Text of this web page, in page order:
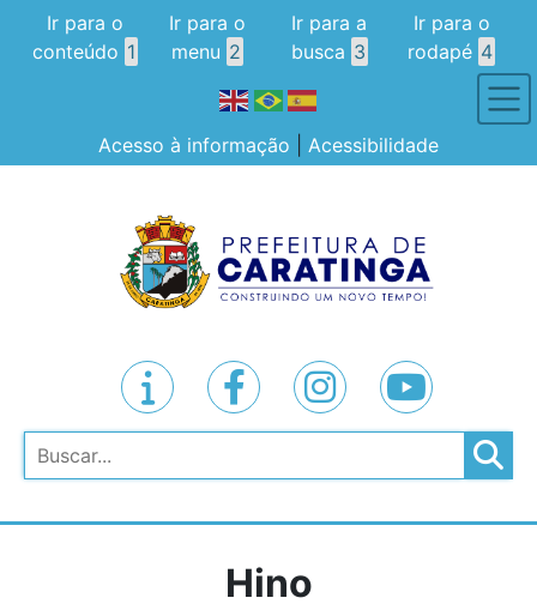
Ir para o
conteúdo 1
Ir para o
menu 2
Ir para a
busca 3
Ir para o
rodapé 4
Acesso à informação Acessibilidade
Pesquisar
Hino